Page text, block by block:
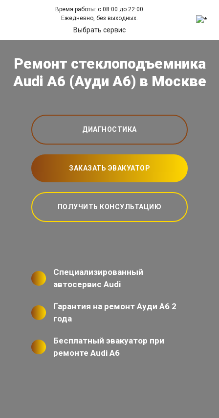
Время работы: с 08:00 до 22:00
Ежедневно, без выходных.
Выбрать сервис
Ремонт стеклоподъемника
Audi A6 (Ауди А6) в Москве
ДИАГНОСТИКА
ЗАКАЗАТЬ ЭВАКУАТОР
ПОЛУЧИТЬ КОНСУЛЬТАЦИЮ
Специализированный
автосервис Audi
Гарантия на ремонт Ауди А6 2
года
Бесплатный эвакуатор при
ремонте Audi A6